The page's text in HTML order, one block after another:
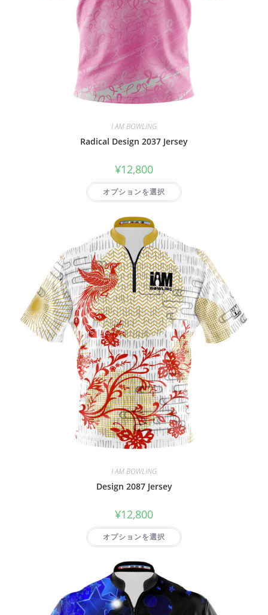
I AM BOWLING
Radical Design 2037 Jersey
¥12,800
オプションを選択
I AM BOWLING
Design 2087 Jersey
¥12,800
オプションを選択